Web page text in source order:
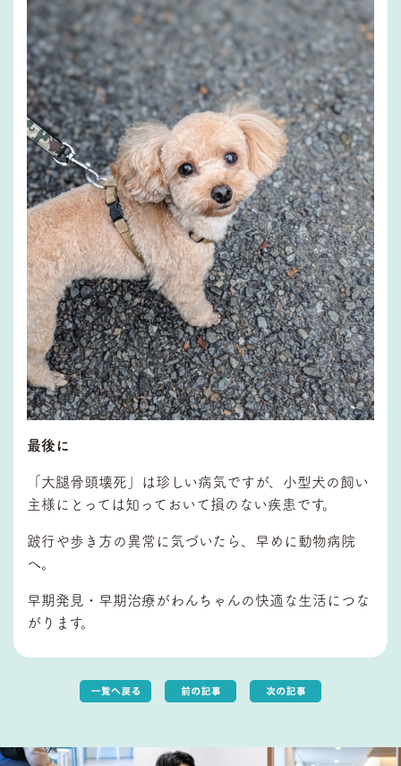
最後に
「大腿骨頭壊死」は珍しい病気ですが、小型犬の飼い
主様にとっては知っておいて損のない疾患です。
跛行や歩き方の異常に気づいたら、早めに動物病院
へ。
早期発見・早期治療がわんちゃんの快適な生活につな
がります。